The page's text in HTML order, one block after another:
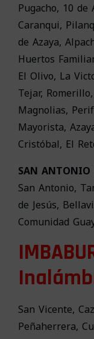
Pugacho, 10 de
Caranqui,
de Azaya,
Huertos
El Olivo, La
Tejar,
Magnolias,
Mayorista,
Cristóbal, El
SAN ANTONIO
San Antonio,
de Jesús,
Comunidad
San Vicente,
Peñaherrera,